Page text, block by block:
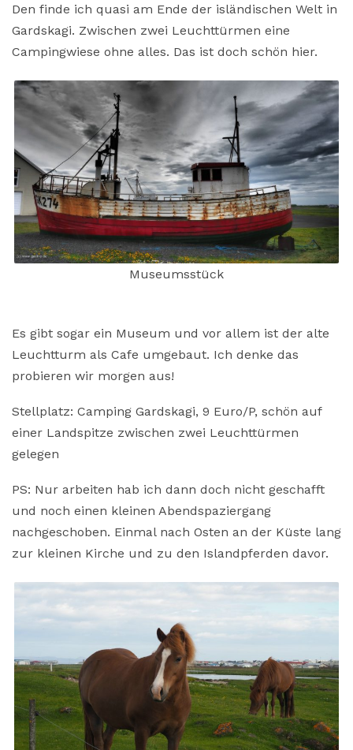
Den finde ich quasi am Ende der isländischen Welt in
Gardskagi. Zwischen zwei Leuchttürmen eine
Campingwiese ohne alles. Das ist doch schön hier.
Museumsstück
Es gibt sogar ein Museum und vor allem ist der alte
Leuchtturm als Cafe umgebaut. Ich denke das
probieren wir morgen aus!
Stellplatz: Camping Gardskagi, 9 Euro/P, schön auf
einer Landspitze zwischen zwei Leuchttürmen
gelegen
PS: Nur arbeiten hab ich dann doch nicht geschafft
und noch einen kleinen Abendspaziergang
nachgeschoben. Einmal nach Osten an der Küste lang
zur kleinen Kirche und zu den Islandpferden davor.